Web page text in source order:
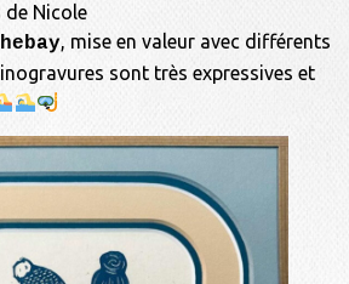
de Nicole
, mise en valeur avec différents
sont très expressives et